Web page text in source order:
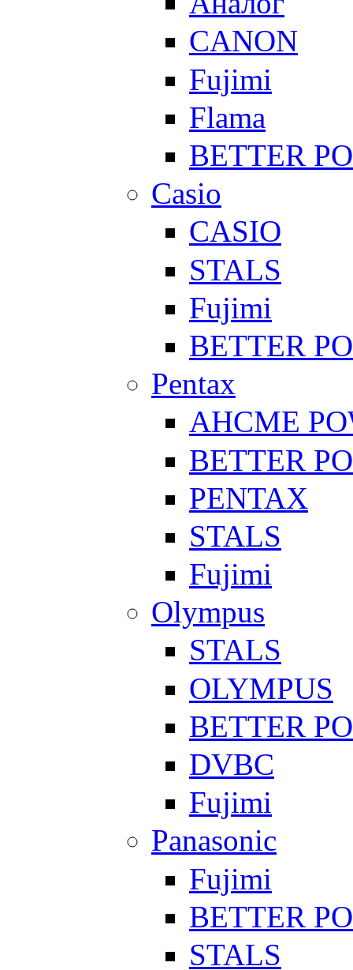
CANON
Fujimi
Flama
BETTER
Casio
CASIO
STALS
Fujimi
BETTER
Pentax
AHCME
BETTER
PENTAX
STALS
Fujimi
Olympus
STALS
OLYMPUS
BETTER
DVBC
Fujimi
Panasonic
Fujimi
BETTER
STALS